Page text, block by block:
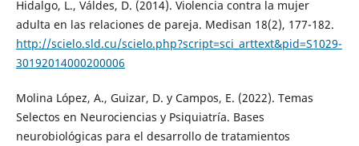
Hidalgo, L., Váldes, D. (2014). Violencia contra la mujer
adulta en las relaciones de pareja. Medisan 18(2), 177-182.
http://scielo.sld.cu/scielo.php?script=sci_arttext&pid=S1029-
30192014000200006
Molina López, A., Guizar, D. y Campos, E. (2022). Temas
Selectos en Neurociencias y Psiquiatría. Bases
neurobiológicas para el desarrollo de tratamientos